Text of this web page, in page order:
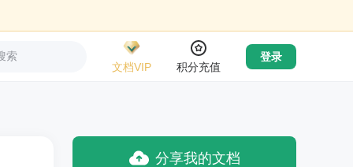
索
文档VIP
积分充值
登录
分享我的文档